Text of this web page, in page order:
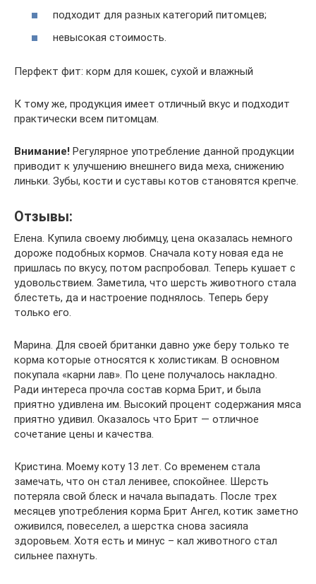
подходит для разных категорий питомцев;
невысокая стоимость.
Перфект фит: корм для кошек, сухой и влажный
К тому же, продукция имеет отличный вкус и подходит
практически всем питомцам.
Внимание! Регулярное употребление данной продукции
приводит к улучшению внешнего вида меха, снижению
линьки. Зубы, кости и суставы котов становятся крепче.
Отзывы:
Елена. Купила своему любимцу, цена оказалась немного
дороже подобных кормов. Сначала коту новая еда не
пришлась по вкусу, потом распробовал. Теперь кушает с
удовольствием. Заметила, что шерсть животного стала
блестеть, да и настроение поднялось. Теперь беру
только его.
Марина. Для своей британки давно уже беру только те
корма которые относятся к холистикам. В основном
покупала «карни лав». По цене получалось накладно.
Ради интереса прочла состав корма Брит, и была
приятно удивлена им. Высокий процент содержания мяса
приятно удивил. Оказалось что Брит — отличное
сочетание цены и качества.
Кристина. Моему коту 13 лет. Со временем стала
замечать, что он стал ленивее, спокойнее. Шерсть
потеряла свой блеск и начала выпадать. После трех
месяцев употребления корма Брит Ангел, котик заметно
оживился, повеселел, а шерстка снова засияла
здоровьем. Хотя есть и минус – кал животного стал
сильнее пахнуть.